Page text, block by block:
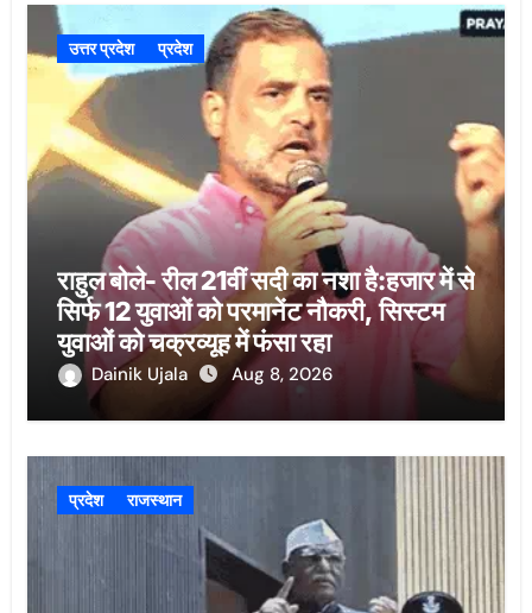
उत्तर प्रदेश प्रदेश
राहुल बोले- रील 21वीं सदी का नशा है:हजार में से
सिर्फ 12 युवाओं को परमानेंट नौकरी, सिस्टम
युवाओं को चक्रव्यूह में फंसा रहा
Dainik Ujala Aug 8, 2026
प्रदेश राजस्थान